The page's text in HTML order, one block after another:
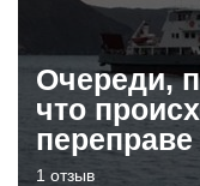
Очереди,
что
1 отзыв